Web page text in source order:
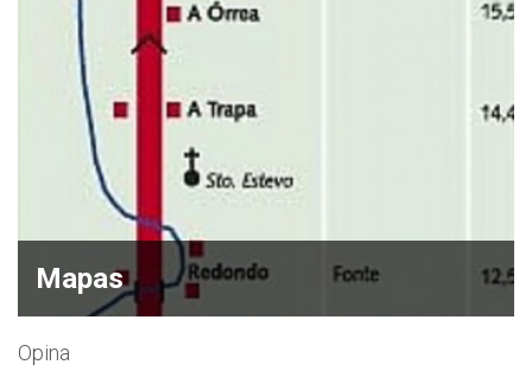
Mapas
Opina